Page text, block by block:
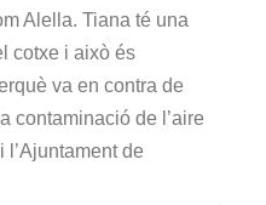
Alella. Tiana té una
cotxe i això és
va en contra de
contaminació de l’aire
l’Ajuntament de